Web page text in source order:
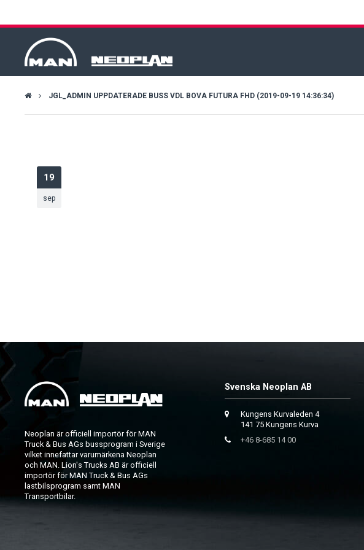
JGL_ADMIN UPPDATERADE BUSS VDL BOVA FUTURA FHD (2019-09-19 14:36:34)
19
sep
Neoplan är officiell importör för MAN
Truck & Bus AGs bussprogram i Sverige
vilket innefattar varumärkena Neoplan
och MAN. Lion's Trucks AB är officiell
importör för MAN Truck & Bus AGs
lastbilsprogram samt MAN
Transportbilar.
Svenska Neoplan AB
Kungens Kurvaleden 4
141 75 Kungens Kurva
+46 8-685 14 00